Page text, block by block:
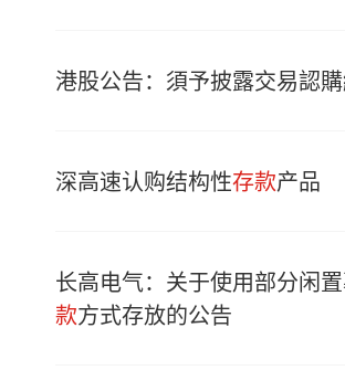
港股公告：須予披露交易認
深高速认购结构性存款产品
长高电气：关于使用部分闲
款方式存放的公告